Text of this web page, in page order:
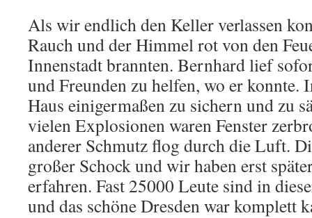
Als wir endlich den Keller verlassen
Rauch und der Himmel rot von den
Innenstadt brannten. Bernhard lief
und Freunden zu helfen, wo er konnte.
Haus einigermaßen zu sichern und zu
vielen Explosionen waren Fenster
anderer Schmutz flog durch die Luft.
großer Schock und wir haben erst
erfahren. Fast 25000 Leute sind in
und das schöne Dresden war komplett